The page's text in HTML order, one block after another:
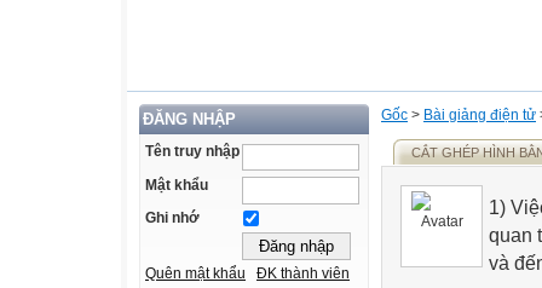
ĐĂNG NHẬP
Tên truy nhập
Mật khẩu
Ghi nhớ
Quên mật khẩu ĐK thành viên
Gốc > Bài giảng điện tử
CẮT GHÉP HÌNH
1)
quan
và